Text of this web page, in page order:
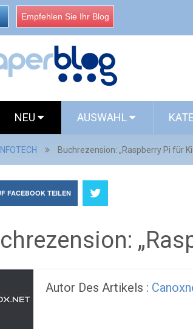
Empfehlen Sie Ihr Blog
NEU AUSWAHL
INFOTECH Buchrezension: „Raspberry Pi für
FACEBOOK TEILEN
Autor Des Artikels :